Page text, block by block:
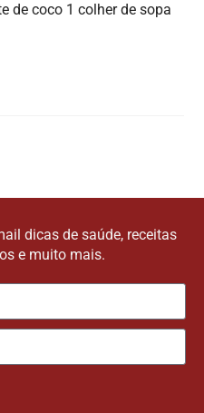
de coco 1 colher de sopa
dicas de saúde, receitas
e muito mais.